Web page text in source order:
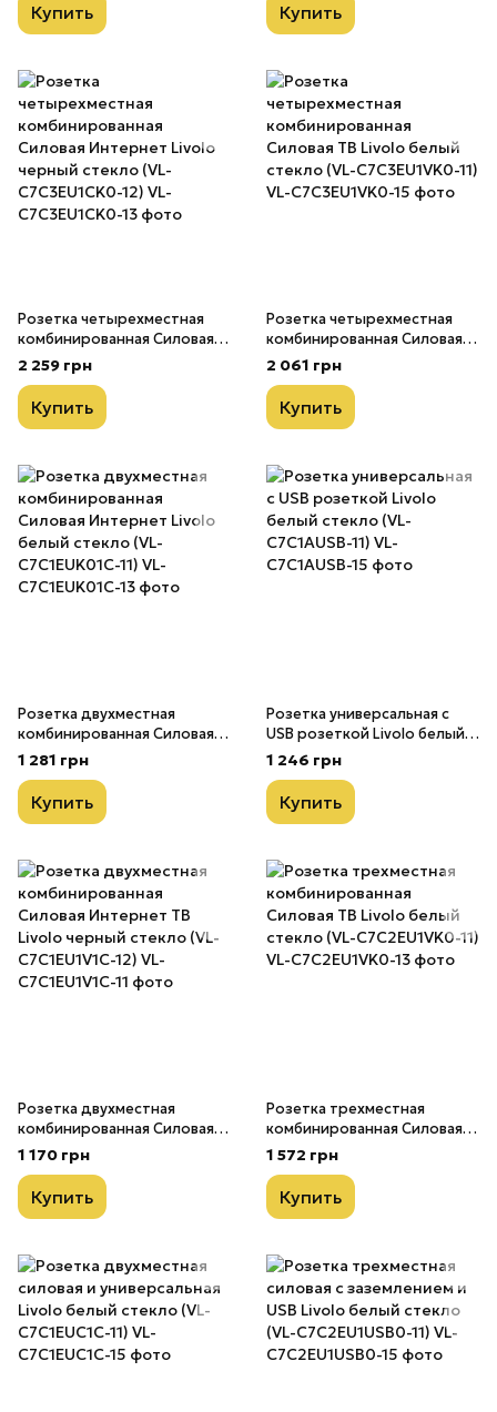
Купить Купить
Розетка четырехместная
комбинированная Силовая
Интернет Livolo черный
стекло (VL-C7C3EU1CK0-12)
2 259 грн
Купить
Розетка четырехместная
комбинированная Силовая
ТВ Livolo белый стекло (VL-
C7C3EU1VK0-11)
2 061 грн
Купить
Розетка двухместная
комбинированная Силовая
Интернет Livolo белый
стекло (VL-C7C1EUK01C-11)
1 281 грн
Купить
Розетка универсальная с
USB розеткой Livolo белый
стекло (VL-C7C1AUSB-11)
1 246 грн
Купить
Розетка двухместная
комбинированная Силовая
Интернет ТВ Livolo черный
стекло (VL-C7C1EU1V1C-12)
1 170 грн
Купить
Розетка трехместная
комбинированная Силовая
ТВ Livolo белый стекло (VL-
C7C2EU1VK0-11)
1 572 грн
Купить